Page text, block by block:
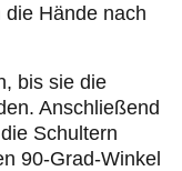
Hände nach
bis sie die
Anschließend
Schultern
90-Grad-Winkel